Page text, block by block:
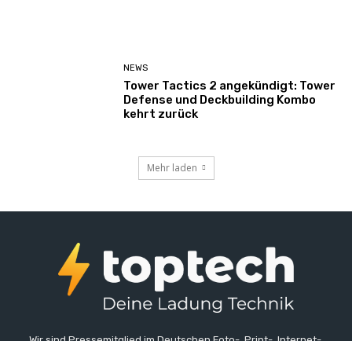
NEWS
Tower Tactics 2 angekündigt: Tower
Defense und Deckbuilding Kombo
kehrt zurück
Mehr laden